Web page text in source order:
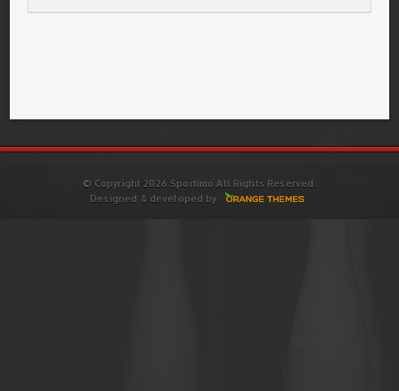
© Copyright 2026 Sportimo All Rights Reserved.
Designed & developed by